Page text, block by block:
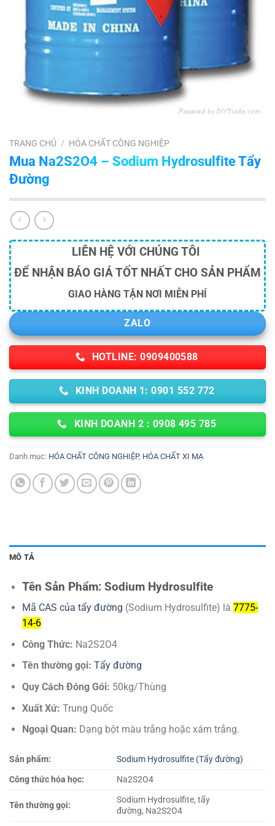
TRANG CHỦ / HÓA CHẤT CÔNG NGHIỆP
Mua Na2S2O4 – Sodium Hydrosulfite Tẩy
Đường
LIÊN HỆ VỚI CHÚNG TÔI
ĐỂ NHẬN BÁO GIÁ TỐT NHẤT CHO SẢN PHẨM
GIAO HÀNG TẬN NƠI MIỄN PHÍ
ZALO
HOTLINE: 0909400588
KINH DOANH 1: 0901 552 772
KINH DOANH 2 : 0908 495 785
Danh mục: HÓA CHẤT CÔNG NGHIỆP, HÓA CHẤT XI MẠ
MÔ TẢ
Tên Sản Phẩm: Sodium Hydrosulfite
Mã CAS của tẩy đường (Sodium Hydrosulfite) là 7775-
14-6
Công Thức: Na2S2O4
Tên thường gọi: Tẩy đường
Quy Cách Đóng Gói: 50kg/Thùng
Xuất Xứ: Trung Quốc
Ngoại Quan: Dạng bột màu trắng hoặc xám trắng.
Sản phẩm:
Sodium Hydrosulfite (Tẩy đường)
Công thức hóa học:
Na2S2O4
Tên thường gọi:
Sodium Hydrosulfite, tẩy
đường, Na2S2O4